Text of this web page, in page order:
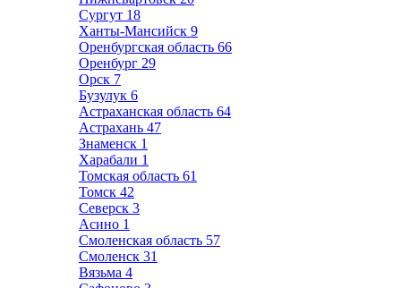
Сургут 18
Ханты-Мансийск 9
Оренбургская область 66
Оренбург 29
Орск 7
Бузулук 6
Астраханская область 64
Астрахань 47
Знаменск 1
Харабали 1
Томская область 61
Томск 42
Северск 3
Асино 1
Смоленская область 57
Смоленск 31
Вязьма 4